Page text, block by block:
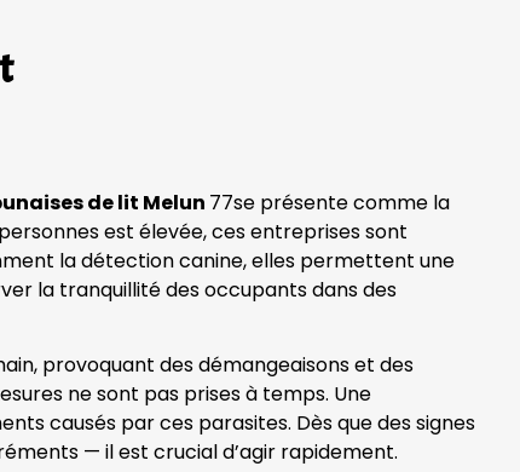
de lit Melun 77se présente comme la
est élevée, ces entreprises sont
la détection canine, elles permettent une
la tranquillité des occupants dans des
provoquant des démangeaisons et des
ne sont pas prises à temps. Une
causés par ces parasites. Dès que des signes
— il est crucial d’agir rapidement.